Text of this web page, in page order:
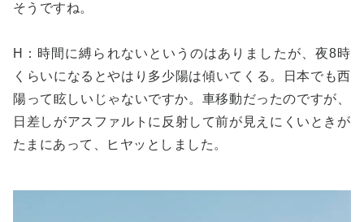
そうですね。
H：時間に縛られないというのはありましたが、夜8時
くらいになるとやはり多少陽は傾いてくる。日本でも西
陽って眩しいじゃないですか。車移動だったのですが、
日差しがアスファルトに反射して前が見えにくいときが
たまにあって、ヒヤッとしました。